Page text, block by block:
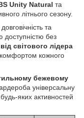
Unity Natural та
літнього сезону.
та
доступністю без
світового лідера
комфортом кожного
бежевому
універсальну
яких активностей